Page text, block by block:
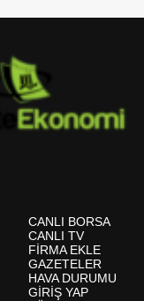
CANLI BORSA
CANLI TV
FİRMA EKLE
GAZETELER
HAVA DURUMU
GİRİŞ YAP